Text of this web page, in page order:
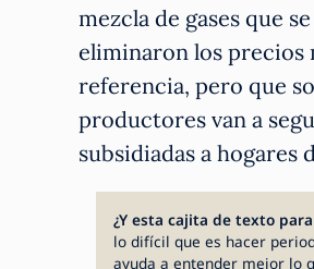
mezcla de gases que
eliminaron los precios
referencia, pero que
productores van a
subsidiadas a hogares
¿Y esta cajita de texto
lo difícil que es hacer
ayuda a entender mejor lo